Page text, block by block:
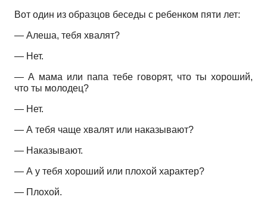
Вот один из образцов беседы с ребенком пяти лет:
— Алеша, тебя хвалят?
— Нет.
— А мама или папа тебе говорят, что ты хороший,
что ты молодец?
— Нет.
— А тебя чаще хвалят или наказывают?
— Наказывают.
— А у тебя хороший или плохой характер?
— Плохой.